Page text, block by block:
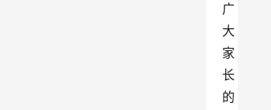
广
大
家
长
的